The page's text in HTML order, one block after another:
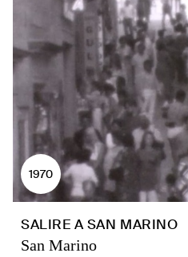
1970
SALIRE A SAN MARINO
San Marino